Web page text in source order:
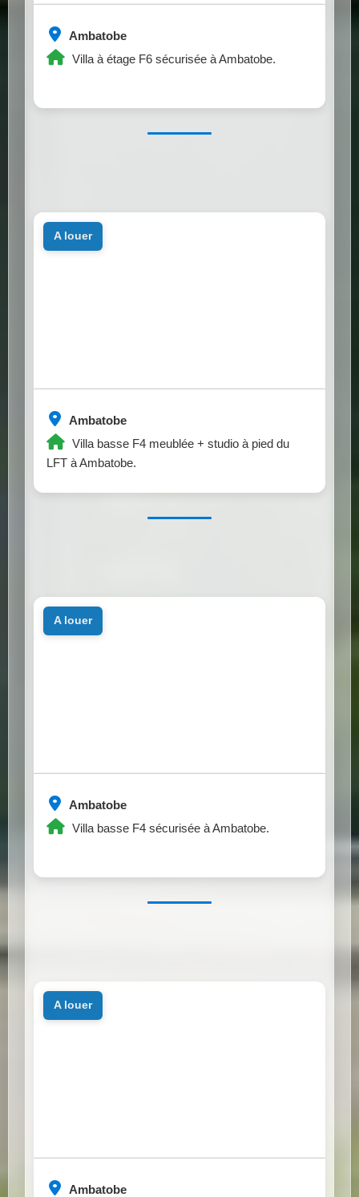
Ambatobe
Villa à étage F6 sécurisée à Ambatobe.
Ambatobe
Villa basse F4 meublée + studio à pied du
LFT à Ambatobe.
a louer
Ambatobe
Villa basse F4 sécurisée à Ambatobe.
a louer
Ambatobe
a louer